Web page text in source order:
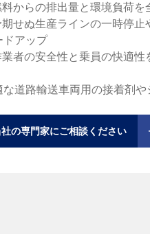
からの排出量と環境負荷を
せぬ生産ラインの一時停
ドアップ
者の安全性と乗員の快適性
な道路輸送車両用の接着剤
社の専門家にご相談ください